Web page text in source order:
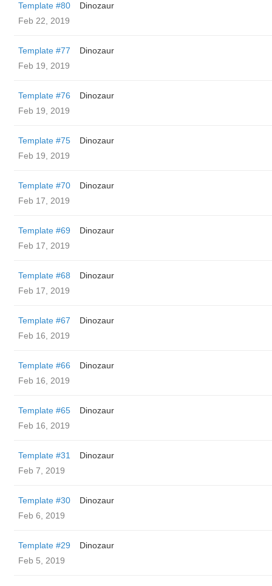
Template #80
Dinozaur
Feb 22, 2019
Template #77
Dinozaur
Feb 19, 2019
Template #76
Dinozaur
Feb 19, 2019
Template #75
Dinozaur
Feb 19, 2019
Template #70
Dinozaur
Feb 17, 2019
Template #69
Dinozaur
Feb 17, 2019
Template #68
Dinozaur
Feb 17, 2019
Template #67
Dinozaur
Feb 16, 2019
Template #66
Dinozaur
Feb 16, 2019
Template #65
Dinozaur
Feb 16, 2019
Template #31
Dinozaur
Feb 7, 2019
Template #30
Dinozaur
Feb 6, 2019
Template #29
Dinozaur
Feb 5, 2019